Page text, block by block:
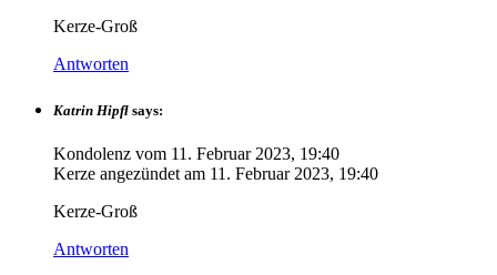
Kerze-Groß
Antworten
Katrin Hipfl says:
Kondolenz vom 11. Februar 2023, 19:40
Kerze angezündet am 11. Februar 2023, 19:40
Kerze-Groß
Antworten